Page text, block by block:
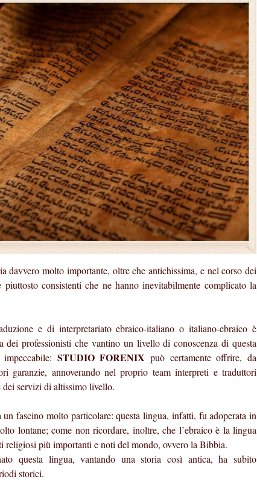
davvero molto importante, oltre che antichissima, e nel corso dei
consistenti che ne hanno inevitabilmente complicato la
e di interpretariato ebraico-italiano o italiano-ebraico è
dei professionisti che vantino un livello di conoscenza di questa
STUDIO FORENIX può certamente offrire, da
garanzie, annoverando nel proprio team interpreti e traduttori
servizi di altissimo livello.
fascino molto particolare: questa lingua, infatti, fu adoperata in
lontane; come non ricordare, inoltre, che l’ebraico è la lingua
religiosi più importanti e noti del mondo, ovvero la Bibbia.
questa lingua, vantando una storia così antica, ha subito
storici.